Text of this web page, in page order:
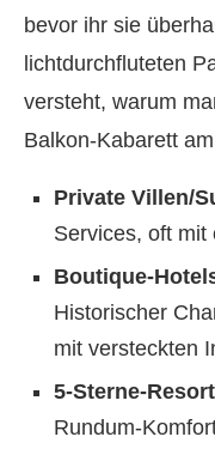
bevor ihr sie
lichtdurchfluteten
versteht, warum
Balkon-Kabarett
Private Villen/
Services, oft mit
Boutique-
Historischer
mit versteckten
5-Sterne-
Rundum-